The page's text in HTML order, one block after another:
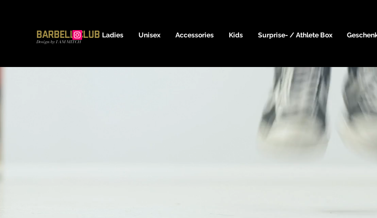
Barbell Club
Design by I AM MITCH
Ladies Unisex Accessories Kids Surprise- / Athlete Box